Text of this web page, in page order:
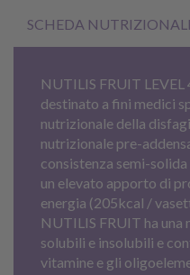
SCHEDA
NUTILIS FRUIT
destinato a fini medici
nutrizionale della
nutrizionale pre-
consistenza semi-
un elevato apporto di
energia (205kcal /
NUTILIS FRUIT ha una
solubili e insolubili e
vitamine e gli